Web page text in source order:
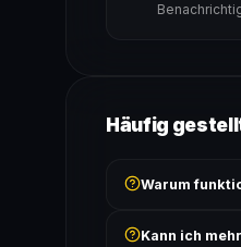
Häufig
Warum
Bedingungen
Kann ich